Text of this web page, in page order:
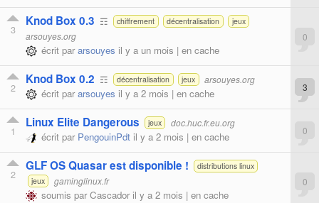
3
Knod Box 0.3 ☶ chiffrement décentralisation jeux
arsouyes.org
écrit pararsouyes il y a un mois | en cache
0
2
Knod Box 0.2 ☶ décentralisation jeux arsouyes.org
écrit pararsouyes il y a 2 mois | en cache 3
1
Linux Elite Dangerous jeux doc.huc.fr.eu.org
écrit par PengouinPdt il y a 2 mois | en cache 0
2
GLF OS Quasar est disponible !
distributions linux
jeux
gaminglinux.fr
soumis parCascadoril y a 2 mois | en cache
0